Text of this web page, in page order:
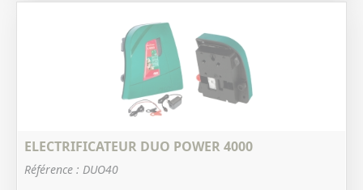
ELECTRIFICATEUR DUO POWER 4000
Référence : DUO40